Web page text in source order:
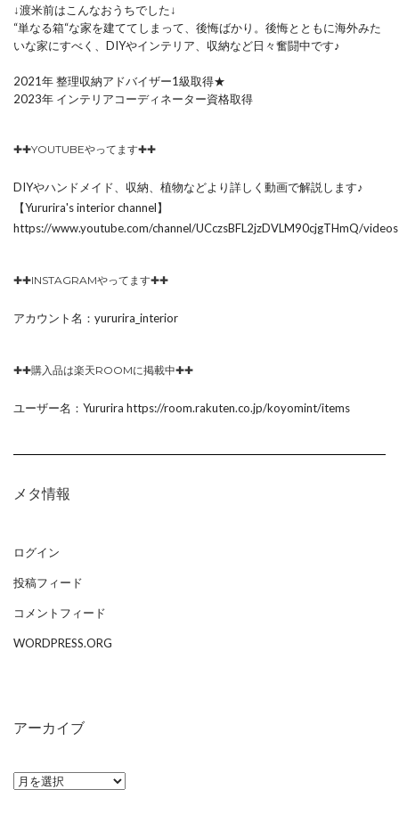
↓渡米前はこんなおうちでした↓
“単なる箱“な家を建ててしまって、後悔ばかり。後悔とともに海外みた
いな家にすべく、DIYやインテリア、収納など日々奮闘中です♪
2021年 整理収納アドバイザー1級取得★
2023年 インテリアコーディネーター資格取得
✚✚YOUTUBEやってます✚✚
DIYやハンドメイド、収納、植物などより詳しく動画で解説します♪
【Yururira's interior channel】
https://www.youtube.com/channel/UCczsBFL2jzDVLM90cjgTHmQ/videos
✚✚INSTAGRAMやってます✚✚
アカウント名：yururira_interior
✚✚購入品は楽天ROOMに掲載中✚✚
ユーザー名：Yururira https://room.rakuten.co.jp/koyomint/items
メタ情報
ログイン
投稿フィード
コメントフィード
WORDPRESS.ORG
アーカイブ
ア